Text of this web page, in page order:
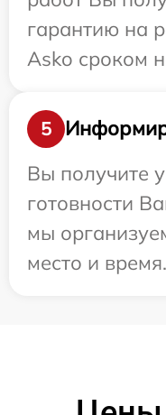
гарантию на
Asko сроком
5
Вы получите
готовности
мы
место и время.